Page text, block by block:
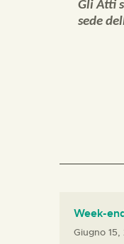
Gli Atti
sede
Week-
Giugno 15,